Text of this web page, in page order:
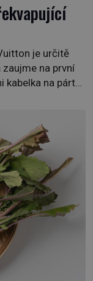
je určitě
na první
kabelka na párty,
postaveno v